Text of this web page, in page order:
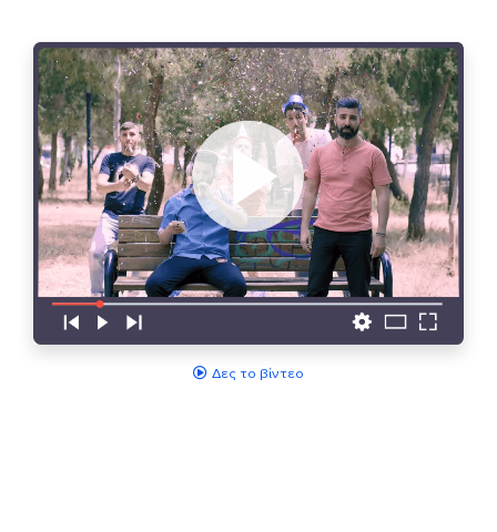
Δες το βίντεο